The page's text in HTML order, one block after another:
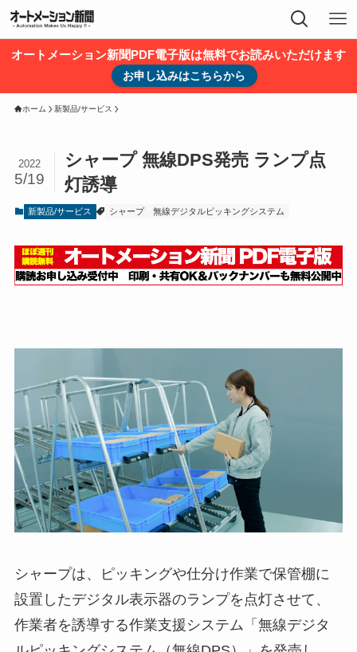
オートメーション新聞PDF電子版は無料でお読みいただけます
お申し込みはこちらから
ホーム 新製品/サービス
シャープ 無線DPS発売 ランプ点
灯誘導
2022
5/19
新製品/サービス シャープ 無線デジタルピッキングシステム
シャープは、ピッキングや仕分け作業で保管棚に
設置したデジタル表示器のランプを点灯させて、
作業者を誘導する作業支援システム「無線デジタ